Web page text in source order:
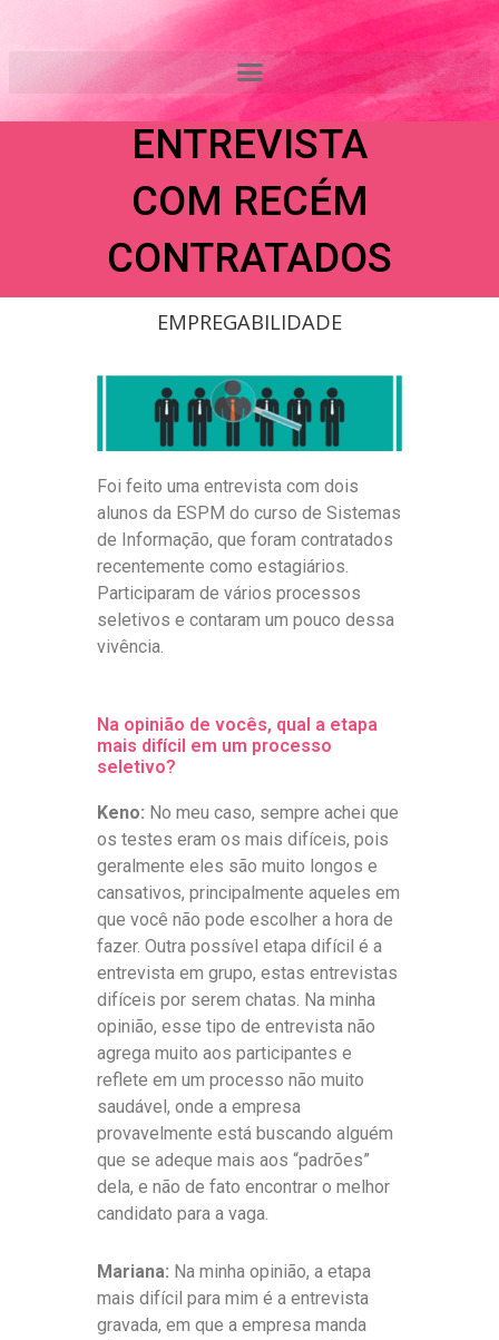
conteúdo
PROCESSO
SELETIVO:
ENTREVISTA
COM RECÉM
CONTRATADOS
EMPREGABILIDADE
Foi feito uma entrevista com dois
alunos da ESPM do curso de Sistemas
de Informação, que foram contratados
recentemente como estagiários.
Participaram de vários processos
seletivos e contaram um pouco dessa
vivência.
Na opinião de vocês, qual a etapa
mais difícil em um processo
seletivo?
Keno: No meu caso, sempre achei que
os testes eram os mais difíceis, pois
geralmente eles são muito longos e
cansativos, principalmente aqueles em
que você não pode escolher a hora de
fazer. Outra possível etapa difícil é a
entrevista em grupo, estas entrevistas
difíceis por serem chatas. Na minha
opinião, esse tipo de entrevista não
agrega muito aos participantes e
reflete em um processo não muito
saudável, onde a empresa
provavelmente está buscando alguém
que se adeque mais aos “padrões”
dela, e não de fato encontrar o melhor
candidato para a vaga.
Mariana: Na minha opinião, a etapa
mais difícil para mim é a entrevista
gravada, em que a empresa manda